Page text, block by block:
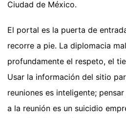
Ciudad de México.
El portal es la puerta de
recorre a pie. La diplomacia
profundamente el respeto, el
Usar la información del sitio
reuniones es inteligente;
a la reunión es un suicidio